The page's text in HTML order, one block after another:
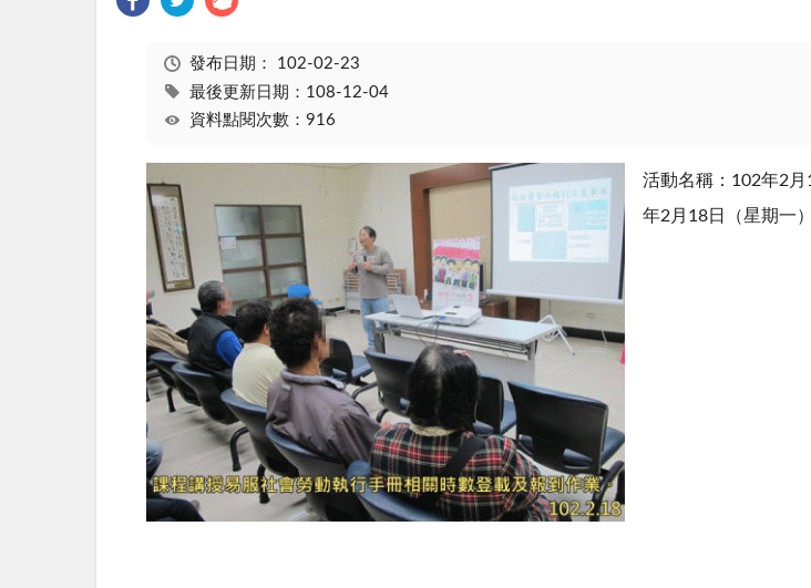
發布日期： 102-02-23
最後更新日期：108-12-04
資料點閱次數：916
活動名稱：102年2
年2月18日（星期一